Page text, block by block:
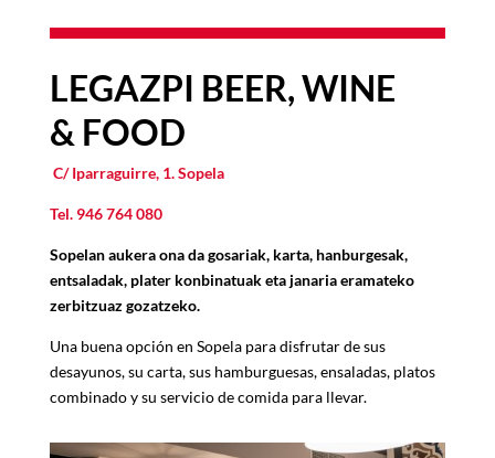
LEGAZPI BEER, WINE
& FOOD
C/ Iparraguirre, 1. Sopela
Tel. 946 764 080
Sopelan aukera ona da gosariak, karta, hanburgesak,
entsaladak, plater konbinatuak eta janaria eramateko
zerbitzuaz gozatzeko.
Una buena opción en Sopela para disfrutar de sus
desayunos, su carta, sus hamburguesas, ensaladas, platos
combinado y su servicio de comida para llevar.